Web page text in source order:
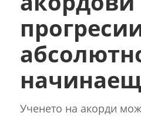
Ученето на акорди